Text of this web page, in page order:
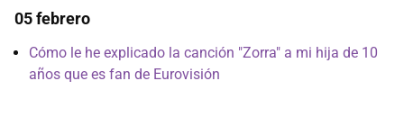
05 febrero
Cómo le he explicado la canción "Zorra" a mi hija de 10
años que es fan de Eurovisión